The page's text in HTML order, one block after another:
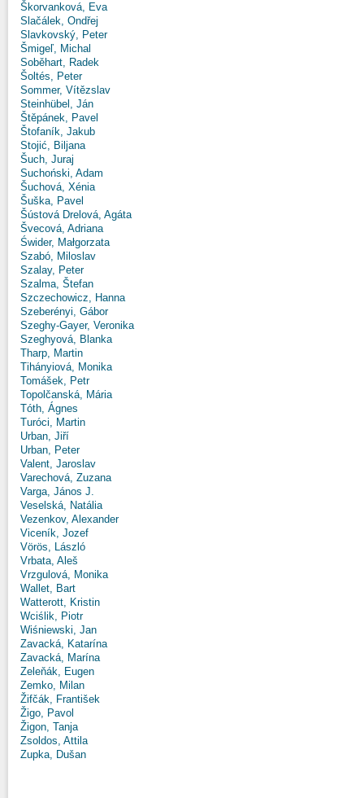
Škorvanková, Eva
Slačálek, Ondřej
Slavkovský, Peter
Šmigeľ, Michal
Soběhart, Radek
Šoltés, Peter
Sommer, Vítězslav
Steinhübel, Ján
Štěpánek, Pavel
Štofaník, Jakub
Stojić, Biljana
Šuch, Juraj
Suchoński, Adam
Šuchová, Xénia
Šuška, Pavel
Šústová Drelová, Agáta
Švecová, Adriana
Świder, Małgorzata
Szabó, Miloslav
Szalay, Peter
Szalma, Štefan
Szczechowicz, Hanna
Szeberényi, Gábor
Szeghy-Gayer, Veronika
Szeghyová, Blanka
Tharp, Martin
Tihányiová, Monika
Tomášek, Petr
Topolčanská, Mária
Tóth, Ágnes
Turóci, Martin
Urban, Jiří
Urban, Peter
Valent, Jaroslav
Varechová, Zuzana
Varga, János J.
Veselská, Natália
Vezenkov, Alexander
Viceník, Jozef
Vörös, László
Vrbata, Aleš
Vrzgulová, Monika
Wallet, Bart
Watterott, Kristin
Wciślik, Piotr
Wiśniewski, Jan
Zavacká, Katarína
Zavacká, Marína
Zeleňák, Eugen
Zemko, Milan
Žifčák, František
Žigo, Pavol
Žigon, Tanja
Zsoldos, Attila
Zupka, Dušan